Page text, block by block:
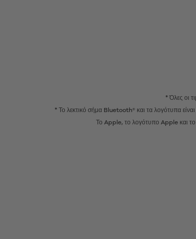
* Όλες οι
* Το λεκτικό σήμα Bluetooth® και τα λογότυπα
Το Apple, το λογότυπο Apple και